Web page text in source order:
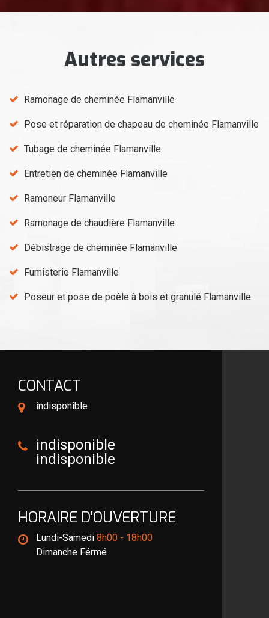
Autres services
Ramonage de cheminée Flamanville
Pose et réparation de chapeau de cheminée Flamanville
Tubage de cheminée Flamanville
Entretien de cheminée Flamanville
Ramoneur Flamanville
Ramonage de chaudière Flamanville
Débistrage de cheminée Flamanville
Fumisterie Flamanville
Poseur et pose de poêle à bois et granulé Flamanville
CONTACT
indisponible
indisponible
indisponible
HORAIRE D'OUVERTURE
Lundi-Samedi 8h00 - 18h00
Dimanche Férmé